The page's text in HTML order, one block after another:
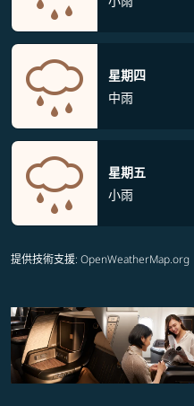
星期四
中雨
星期五
小雨
提供技術支援: OpenWeatherMap.org